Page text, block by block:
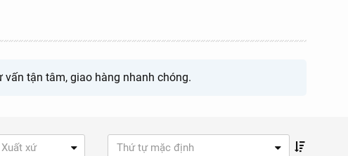
tận tâm, giao hàng nhanh chóng.
Xuất xứ Thứ tự mặc định